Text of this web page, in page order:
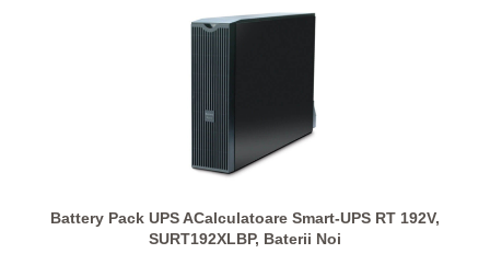
Battery Pack UPS ACalculatoare Smart-UPS RT 192V,
SURT192XLBP, Baterii Noi